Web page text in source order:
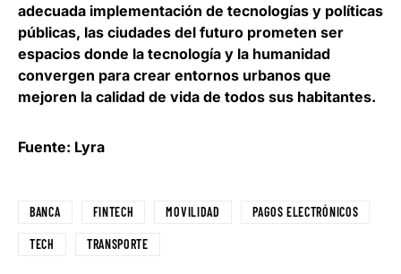
adecuada implementación de tecnologías y políticas
públicas, las ciudades del futuro prometen ser
espacios donde la tecnología y la humanidad
convergen para crear entornos urbanos que
mejoren la calidad de vida de todos sus habitantes.
Fuente: Lyra
BANCA FINTECH MOVILIDAD PAGOS ELECTRÓNICOS
TECH TRANSPORTE